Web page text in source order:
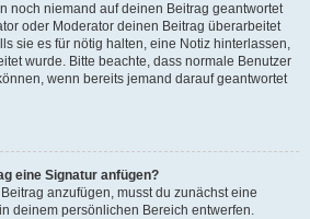
noch niemand auf deinen Beitrag geantwortet
oder Moderator deinen Beitrag überarbeitet
sie es für nötig halten, eine Notiz hinterlassen,
wurde. Bitte beachte, dass normale Benutzer
wenn bereits jemand darauf geantwortet
eine Signatur anfügen?
anzufügen, musst du zunächst eine
deinem persönlichen Bereich entwerfen.